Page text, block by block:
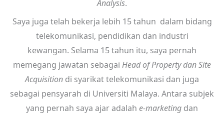
Analysis.
Saya juga telah bekerja lebih 15 tahun dalam bidang
telekomunikasi, pendidikan dan industri
kewangan. Selama 15 tahun itu, saya pernah
memegang jawatan sebagai Head of Property dan Site
Acquisition di syarikat telekomunikasi dan juga
sebagai pensyarah di Universiti Malaya. Antara subjek
yang pernah saya ajar adalah e-marketing dan